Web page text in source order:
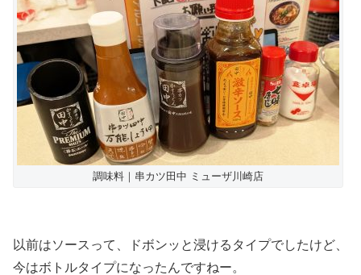
調味料｜串カツ田中 ミューザ川崎店
以前はソースって、ドボンッと浸けるタイプでしたけど、
今はボトルタイプになったんですねー。